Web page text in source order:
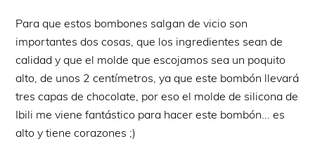
Para que estos bombones salgan de vicio son
importantes dos cosas, que los ingredientes sean de
calidad y que el molde que escojamos sea un poquito
alto, de unos 2 centímetros, ya que este bombón llevará
tres capas de chocolate, por eso el molde de silicona de
Ibili me viene fantástico para hacer este bombón... es
alto y tiene corazones ;)